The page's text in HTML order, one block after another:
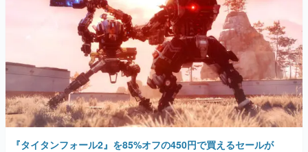
『タイタンフォール2』を85%オフの450円で買えるセールが